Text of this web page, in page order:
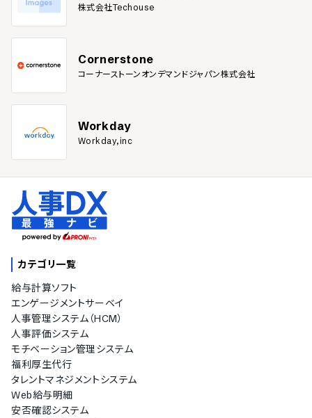
株式会社Techouse
Cornerstone
コーナーストーンオンデマンドジャパン株式会社
Workday
Workday,inc
カテゴリ一覧
給与計算ソフト
エンゲージメントサーベイ
人事管理システム（HCM）
人事評価システム
モチベーション管理システム
福利厚生代行
タレントマネジメントシステム
Web給与明細
安否確認システム